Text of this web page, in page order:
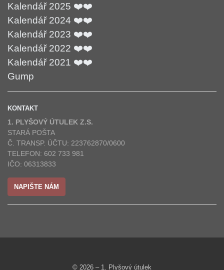
Kalendář 2025 ❤️❤️
Kalendář 2024 ❤️❤️
Kalendář 2023 ❤️❤️
Kalendář 2022 ❤️❤️
Kalendář 2021 ❤️❤️
Gump
KONTAKT
1. PLYŠOVÝ ÚTULEK Z.S.
STARÁ POŠTA
Č. TRANSP. ÚČTU: 223762870/0600
TELEFON: 602 733 981
IČO: 06313833
NAPIŠTE NÁM
© 2026 – 1. Plyšový útulek